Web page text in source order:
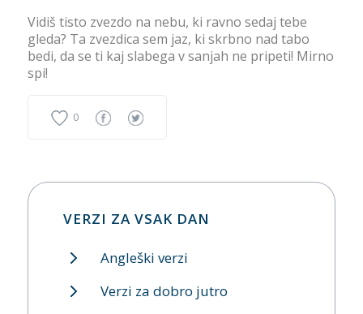
Vidiš tisto zvezdo na nebu, ki ravno sedaj tebe
gleda? Ta zvezdica sem jaz, ki skrbno nad tabo
bedi, da se ti kaj slabega v sanjah ne pripeti! Mirno
spi!
0
VERZI ZA VSAK DAN
Angleški verzi
Verzi za dobro jutro